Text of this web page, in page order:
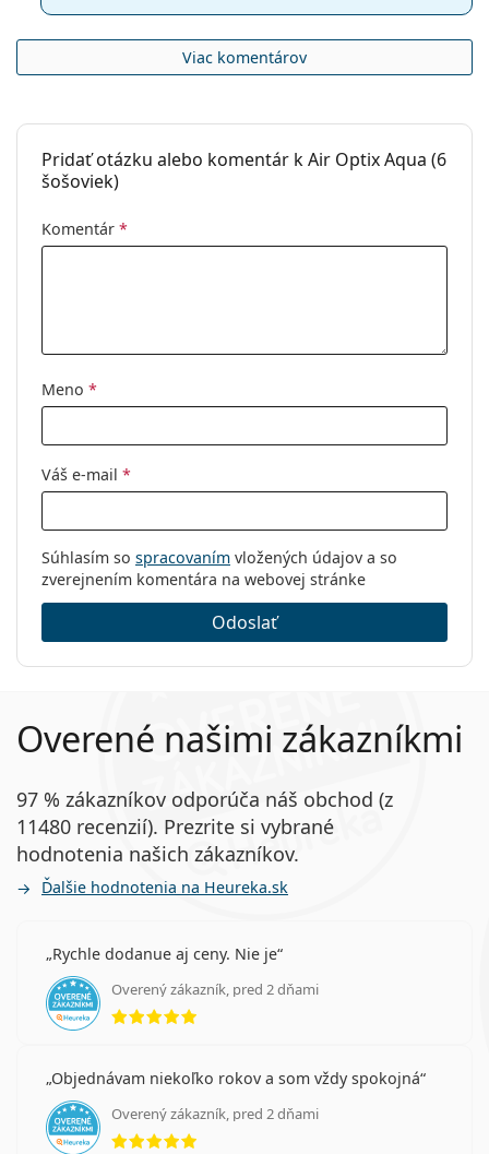
Viac komentárov
Pridať otázku alebo komentár k Air Optix Aqua (6
šošoviek)
Komentár *
Meno *
Váš e-mail *
Súhlasím so spracovaním vložených údajov a so
zverejnením komentára na webovej stránke
Odoslať
Overené našimi zákazníkmi
97 % zákazníkov odporúča náš obchod (z
11480 recenzií). Prezrite si vybrané
hodnotenia našich zákazníkov.
Ďalšie hodnotenia na Heureka.sk
Rychle dodanue aj ceny. Nie je
Overený zákazník, pred 2 dňami
hodnotenie 5 z 5
Objednávam niekoľko rokov a som vždy spokojná
Overený zákazník, pred 2 dňami
hodnotenie 5 z 5